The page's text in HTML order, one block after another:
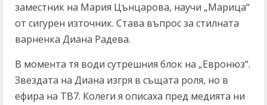
заместник на Мария Цънцарова, научи „Марица“
от сигурен източник. Става въпрос за стилната
варненка Диана Радева.
В момента тя води сутрешния блок на „Евронюз“.
Звездата на Диана изгря в същата роля, но в
ефира на ТВ7. Колеги я описаха пред медията ни